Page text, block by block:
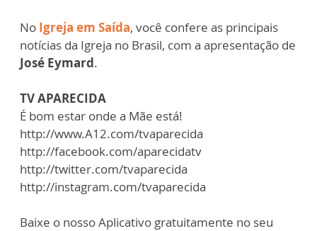
No Igreja em Saída, você confere as principais
notícias da Igreja no Brasil, com a apresentação de
José Eymard.
TV APARECIDA
É bom estar onde a Mãe está!
http://www.A12.com/tvaparecida​
http://facebook.com/aparecidatv​
http://twitter.com/tvaparecida​
http://instagram.com/tvaparecida​
Baixe o nosso Aplicativo gratuitamente no seu